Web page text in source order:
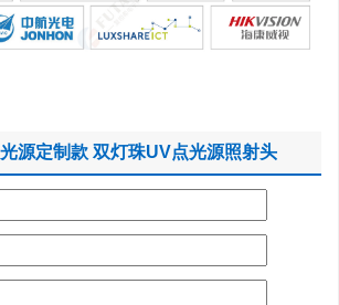
源定制款 双灯珠UV点光源照射头